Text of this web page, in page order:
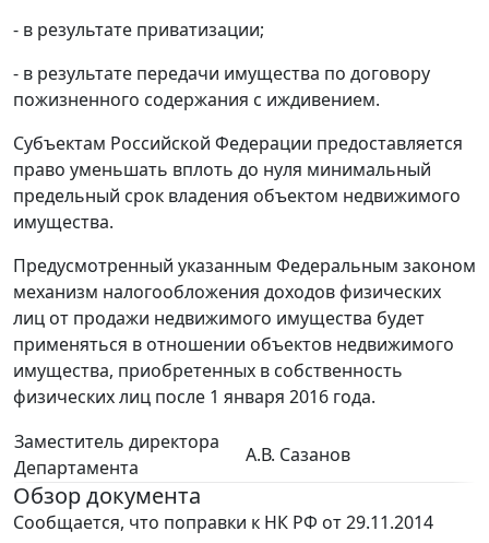
- в результате приватизации;
- в результате передачи имущества по договору
пожизненного содержания с иждивением.
Субъектам Российской Федерации предоставляется
право уменьшать вплоть до нуля минимальный
предельный срок владения объектом недвижимого
имущества.
Предусмотренный указанным Федеральным законом
механизм налогообложения доходов физических
лиц от продажи недвижимого имущества будет
применяться в отношении объектов недвижимого
имущества, приобретенных в собственность
физических лиц после 1 января 2016 года.
Заместитель директора
Департамента
А.В. Сазанов
Обзор документа
Сообщается, что поправки к НК РФ от 29.11.2014